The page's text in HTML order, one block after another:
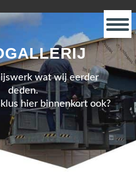
wat wij eerder
deden.
hier binnenkort ook?